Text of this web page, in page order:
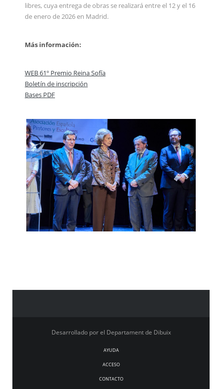
libres, cuya entrega de obras se realizará entre el 12 y el 16
de enero de 2026 en Madrid.
Más información:
WEB 61º Premio Reina Sofía
Boletín de inscripción
Bases PDF
Desarrollado por el Departament de Dibuix
AYUDA
ACCESO
CONTACTO